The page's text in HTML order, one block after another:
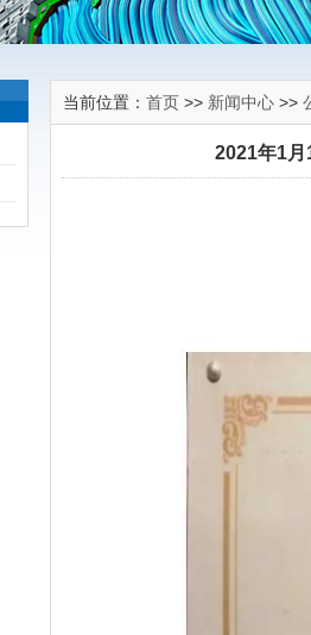
当前位置： 首页 >> 新闻中心 >>
2021年1月